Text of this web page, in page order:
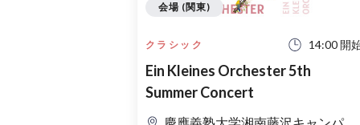
クラシック 14:00 開
Ein Kleines Orchester 5th
Summer Concert
会場 (関東)